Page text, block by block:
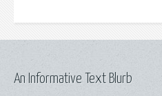
An Informative Text Blurb